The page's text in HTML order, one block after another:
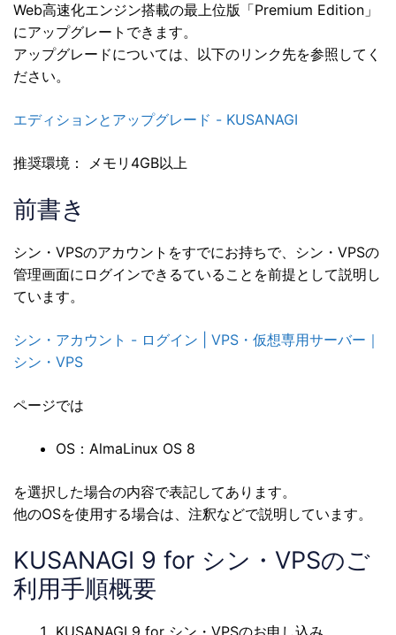
Web高速化エンジン搭載の最上位版「Premium Edition」
にアップグレートできます。
アップグレードについては、以下のリンク先を参照してく
ださい。
エディションとアップグレード - KUSANAGI
推奨環境： メモリ4GB以上
前書き
シン・VPSのアカウントをすでにお持ちで、シン・VPSの
管理画面にログインできるていることを前提として説明し
ています。
シン・アカウント - ログイン | VPS・仮想専用サーバー｜
シン・VPS
ページでは
OS：AlmaLinux OS 8
を選択した場合の内容で表記してあります。
他のOSを使用する場合は、注釈などで説明しています。
KUSANAGI 9 for シン・VPSのご
利用手順概要